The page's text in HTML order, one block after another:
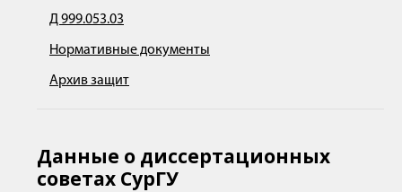
Д 999.053.03
Нормативные документы
Архив защит
Данные о диссертационных
советах СурГУ